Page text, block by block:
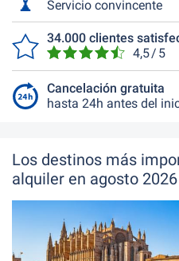
Servicio convincente
34.000 clientes
4,5 / 5
Cancelación gratuita
hasta 24h antes del
Los destinos más
alquiler en agosto 2026